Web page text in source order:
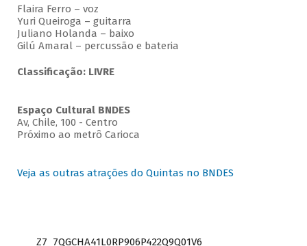
Flaira Ferro – voz
Yuri Queiroga – guitarra
Juliano Holanda – baixo
Gilú Amaral – percussão e bateria
Classificação: LIVRE
Espaço Cultural BNDES
Av, Chile, 100 - Centro
Próximo ao metrô Carioca
Veja as outras atrações do Quintas no BNDES
Z7_7QGCHA41L0RP906P422Q9Q01V6